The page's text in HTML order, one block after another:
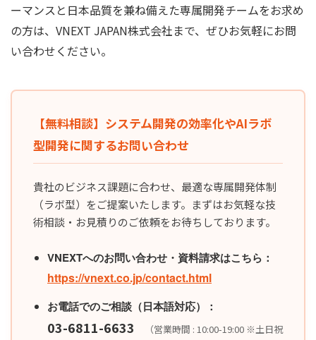
ーマンスと日本品質を兼ね備えた専属開発チームをお求め
の方は、VNEXT JAPAN株式会社まで、ぜひお気軽にお問
い合わせください。
【無料相談】システム開発の効率化やAIラボ
型開発に関するお問い合わせ
貴社のビジネス課題に合わせ、最適な専属開発体制
（ラボ型）をご提案いたします。まずはお気軽な技
術相談・お見積りのご依頼をお待ちしております。
VNEXTへのお問い合わせ・資料請求はこちら：
https://vnext.co.jp/contact.html
お電話でのご相談（日本語対応）：
03-6811-6633
（営業時間 : 10:00-19:00 ※土日祝